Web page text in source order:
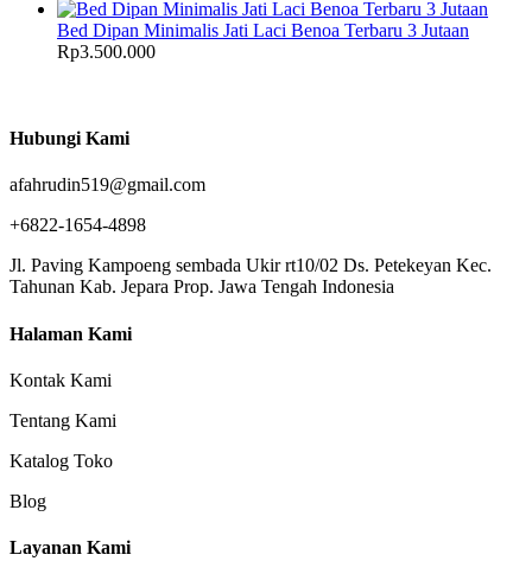
Bed Dipan Minimalis Jati Laci Benoa Terbaru 3 Jutaan
Rp3.500.000
Hubungi Kami
afahrudin519@gmail.com
+6822-1654-4898
Jl. Paving Kampoeng sembada Ukir rt10/02 Ds. Petekeyan Kec.
Tahunan Kab. Jepara Prop. Jawa Tengah Indonesia
Halaman Kami
Kontak Kami
Tentang Kami
Katalog Toko
Blog
Layanan Kami